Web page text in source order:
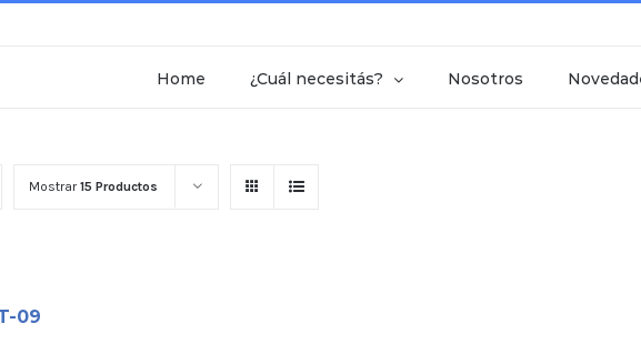
Home ¿Cuál necesitás? Nosotros
Mostrar15 Productos
09